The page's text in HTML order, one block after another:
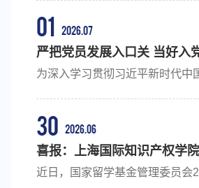
研究生罗文佳接受央视采访，结
景，就人工智能时代知识产...
纪念章的党员代表颁发纪念章，
共产党员、优秀党务工作者和先
我院朱雪忠老师、孙梦菲同学获
共产党员称号，刘孟婷老师获得
务工作者称号，教工第二党支部
进基层党组织称号。同济大学优
忠，长聘特聘教...
01 2026.07
严把党员发展入口关 当好入
——国知院党委举办培养联系
为深入学习贯彻习近平新时代中
提升培养联系人、入党介绍人履
层党建根基，6月30日，上海国
党委举办面向入党介绍人、培养
会。本次培训由学院党委组织员
30 2026.06
喜报：上海国际知识产权学
尖名校及公派项目录取
近日，国家留学基金管理委员会